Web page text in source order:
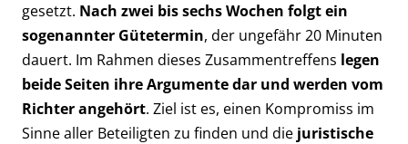
gesetzt. Nach zwei bis sechs Wochen folgt ein
sogenannter Gütetermin, der ungefähr 20 Minuten
dauert. Im Rahmen dieses Zusammentreffens legen
beide Seiten ihre Argumente dar und werden vom
Richter angehört. Ziel ist es, einen Kompromiss im
Sinne aller Beteiligten zu finden und die juristische